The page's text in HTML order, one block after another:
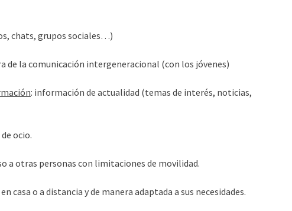
chats, grupos sociales…)
de la comunicación intergeneracional (con los jóvenes)
: información de actualidad (temas de interés, noticias,
ocio.
a otras personas con limitaciones de movilidad.
casa o a distancia y de manera adaptada a sus necesidades.